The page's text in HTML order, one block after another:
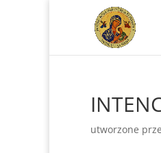
utworzone